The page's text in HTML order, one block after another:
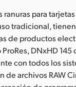
para
tradicional,
de productos
DNxHD
con todos los
de archivos RAW